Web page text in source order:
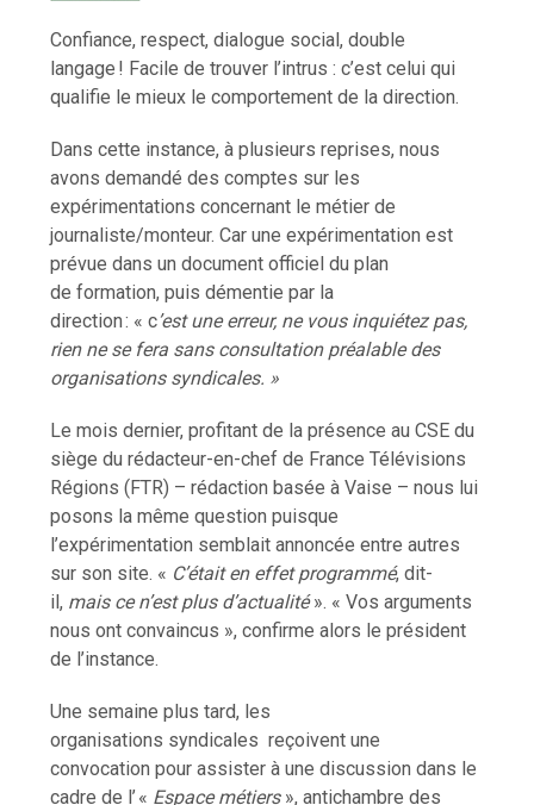
Confiance, respect, dialogue social, double
langage ! Facile de trouver l’intrus : c’est celui qui
qualifie le mieux le comportement de la direction.
Dans cette instance, à plusieurs reprises, nous
avons demandé des comptes sur les
expérimentations concernant le métier de
journaliste/monteur. Car une expérimentation est
prévue dans un document officiel du plan
de formation, puis démentie par la
direction : « c’est une erreur, ne vous inquiétez pas,
rien ne se fera sans consultation préalable des
organisations syndicales. »
Le mois dernier, profitant de la présence au CSE du
siège du rédacteur-en-chef de France Télévisions
Régions (FTR) – rédaction basée à Vaise – nous lui
posons la même question puisque
l’expérimentation semblait annoncée entre autres
sur son site. « C’était en effet programmé, dit-
il, mais ce n’est plus d’actualité». « Vos arguments
nous ont convaincus », confirme alors le président
de l’instance.
Une semaine plus tard, les
organisations syndicales reçoivent une
convocation pour assister à une discussion dans le
cadre de l’ « Espace métiers », antichambre des